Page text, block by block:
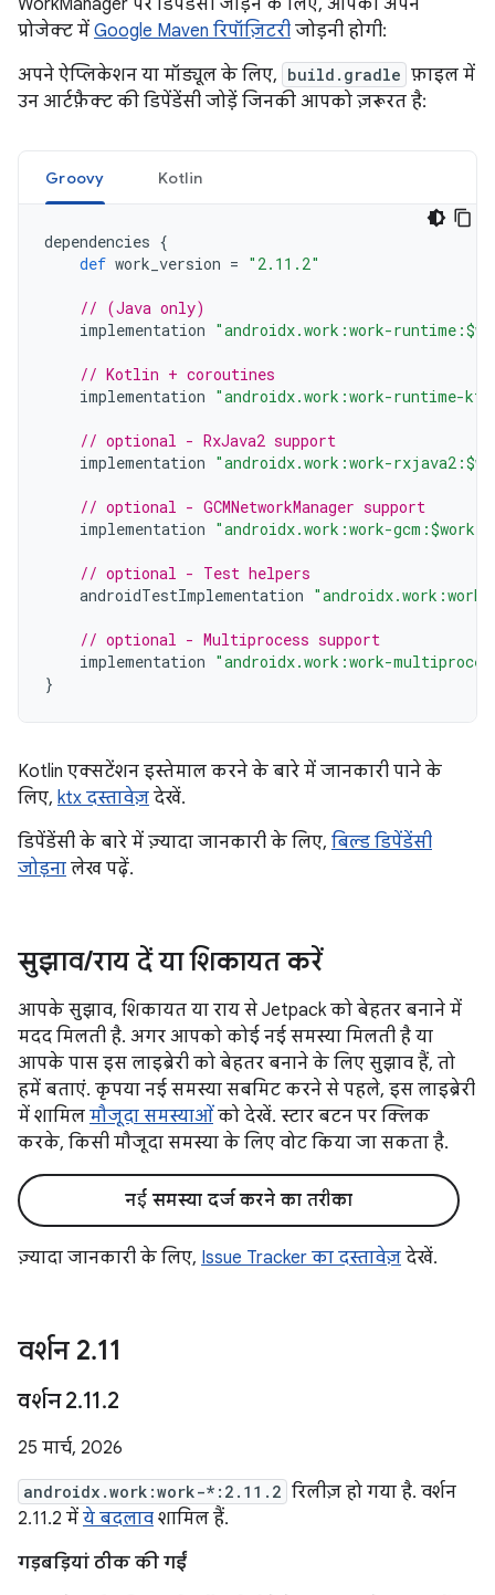
WorkManager पर डिपेंडेंसी जोड़ने के लिए, आपको अपने
प्रोजेक्ट में Google Maven रिपॉज़िटरी जोड़नी होगी:
अपने ऐप्लिकेशन या मॉड्यूल के लिए, build.gradle फ़ाइल में
उन आर्टफ़ैक्ट की डिपेंडेंसी जोड़ें जिनकी आपको ज़रूरत है:
Groovy Kotlin
dependencies {
def work_version = "2.11.2"
// (Java only)
implementation "androidx.work:work-
// Kotlin + coroutines
implementation "androidx.work:work-runtime-
// optional - RxJava2 support
implementation "androidx.work:work-
// optional - GCMNetworkManager support
implementation "androidx.work:work-
// optional - Test helpers
androidTestImplementation
// optional - Multiprocess support
implementation "androidx.work:work-
}
Kotlin एक्सटेंशन इस्तेमाल करने के बारे में जानकारी पाने के
लिए, ktx दस्तावेज़ देखें.
डिपेंडेंसी के बारे में ज़्यादा जानकारी के लिए, बिल्ड डिपेंडेंसी
जोड़ना लेख पढ़ें.
सुझाव/राय दें या शिकायत करें
आपके सुझाव, शिकायत या राय से Jetpack को बेहतर बनाने में
मदद मिलती है. अगर आपको कोई नई समस्या मिलती है या
आपके पास इस लाइब्रेरी को बेहतर बनाने के लिए सुझाव हैं, तो
हमें बताएं. कृपया नई समस्या सबमिट करने से पहले, इस लाइब्रेरी
में शामिल मौजूदा समस्याओं को देखें. स्टार बटन पर क्लिक
करके, किसी मौजूदा समस्या के लिए वोट किया जा सकता है.
नई समस्या दर्ज करने का तरीका
ज़्यादा जानकारी के लिए, Issue Tracker का दस्तावेज़ देखें.
वर्शन 2.11
वर्शन 2.11.2
25 मार्च, 2026
androidx.work:work-*:2.11.2 रिलीज़ हो गया है. वर्शन
2.11.2 में ये बदलाव शामिल हैं.
गड़बड़ियां ठीक की गईं